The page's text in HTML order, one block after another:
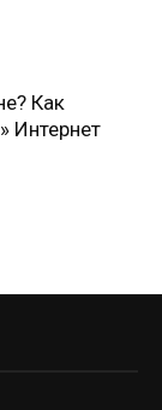
Как
Интернет